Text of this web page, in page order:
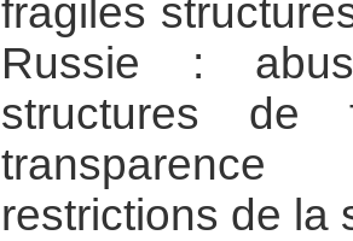
fragiles
Russie :
structures de
restrictions de